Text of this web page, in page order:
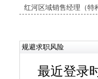
红河区域销售经理（特
规避求职风险
最近登录